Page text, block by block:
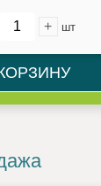
+ шт